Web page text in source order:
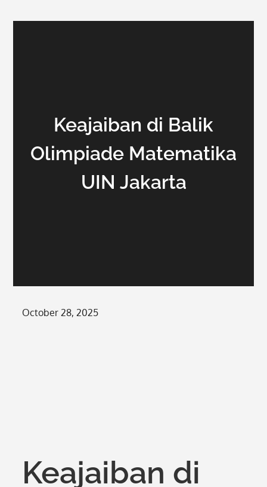
Keajaiban di Balik
Olimpiade Matematika
UIN Jakarta
Posted
October 28, 2025
Keajaiban di